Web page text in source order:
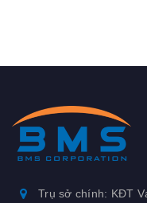
Trụ sở chính: KĐT